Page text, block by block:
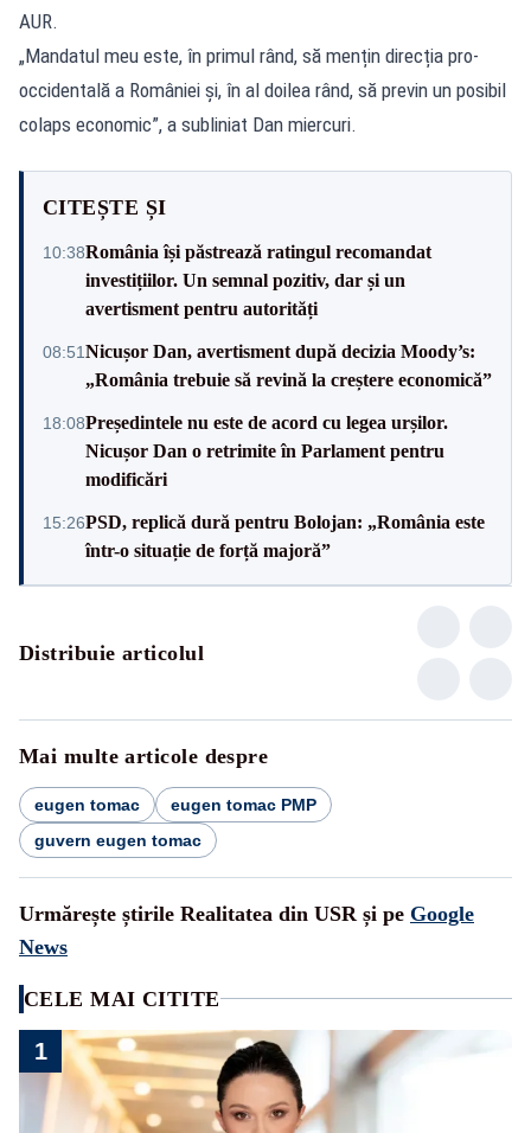
AUR.
„Mandatul meu este, în primul rând, să mențin direcția pro-
occidentală a României și, în al doilea rând, să previn un posibil
colaps economic”, a subliniat Dan miercuri.
CITEȘTE ȘI
10:38România își păstrează ratingul recomandat
investițiilor. Un semnal pozitiv, dar și un
avertisment pentru autorități
08:51Nicușor Dan, avertisment după decizia Moody’s:
„România trebuie să revină la creștere economică”
18:08Președintele nu este de acord cu legea urșilor.
Nicușor Dan o retrimite în Parlament pentru
modificări
15:26PSD, replică dură pentru Bolojan: „România este
într-o situație de forță majoră”
Distribuie articolul
Mai multe articole despre
eugen tomac
eugen tomac PMP
guvern eugen tomac
Urmărește știrile Realitatea din USR și pe Google
News
CELE MAI CITITE
1